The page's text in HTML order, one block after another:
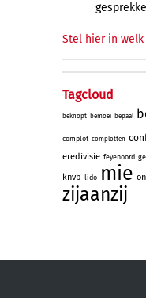
Stel hier in
Tagcloud
beknopt bemoei bepaal
complot complotten
eredivisie feyenoord
knvb lido mie
zijaanzij